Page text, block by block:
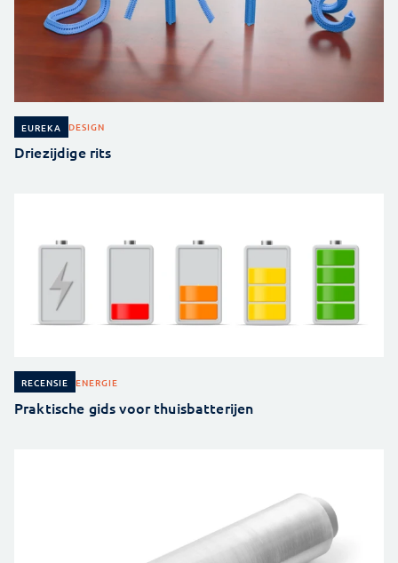
EUREKA DESIGN
Driezijdige rits
RECENSIE ENERGIE
Praktische gids voor thuisbatterijen